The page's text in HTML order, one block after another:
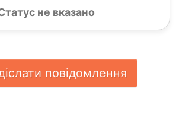
не вказано
повідомлення